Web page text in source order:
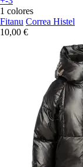
1 colores
Fitanu Correa Histel
10,00 €